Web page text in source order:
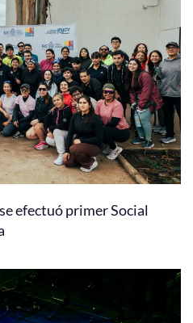
efectuó primer Social